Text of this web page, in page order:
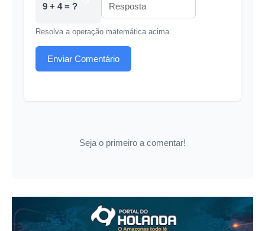
9 + 4 = ?
Resolva a operação matemática acima
Enviar Comentário
Seja o primeiro a comentar!